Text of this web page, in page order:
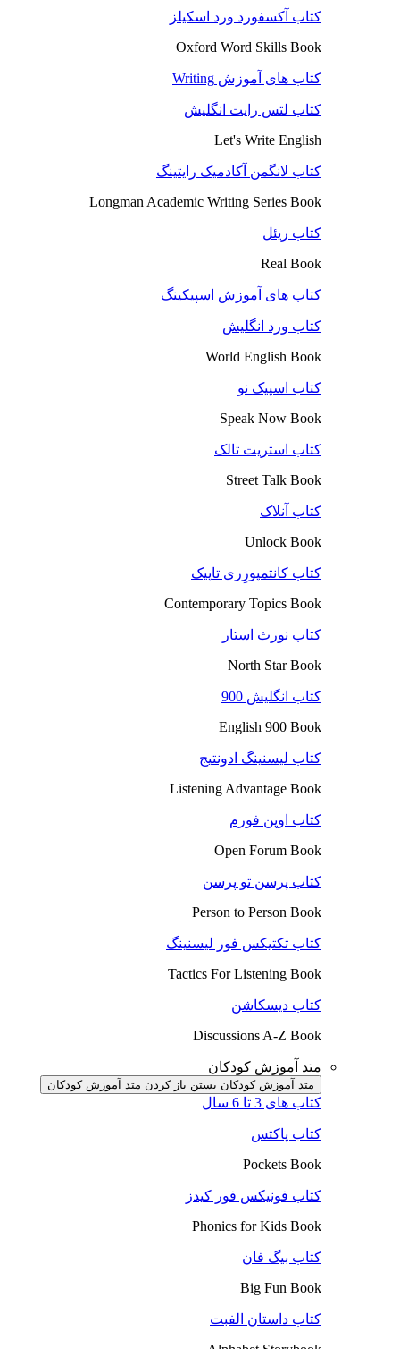
کتاب آکسفورد ورد اسکیلز
Oxford Word Skills Book
کتاب های آموزش Writing
کتاب لتس رایت انگلیش
Let's Write English
کتاب لانگمن آکادمیک رایتینگ
Longman Academic Writing Series Book
کتاب ریئل
Real Book
کتاب های آموزش اسپیکینگ
کتاب ورد انگلیش
World English Book
کتاب اسپیک نو
Speak Now Book
کتاب استریت تالک
Street Talk Book
کتاب آنلاک
Unlock Book
کتاب کانتمپورِری تاپیک
Contemporary Topics Book
کتاب نورث استار
North Star Book
کتاب انگلیش 900
English 900 Book
کتاب لیسنینگ ادونتیج
Listening Advantage Book
کتاب اوپن فورم
Open Forum Book
کتاب پرسن تو پرسن
Person to Person Book
کتاب تکتیکس فور لیسنینگ
Tactics For Listening Book
کتاب دیسکاشن
Discussions A-Z Book
متد آموزش کودکان
متد آموزش کودکان بستن باز کردن متد آموزش کودکان
کتاب های 3 تا 6 سال
کتاب پاکتس
Pockets Book
کتاب فونیکس فور کیدز
Phonics for Kids Book
کتاب بیگ فان
Big Fun Book
کتاب داستان الفبت